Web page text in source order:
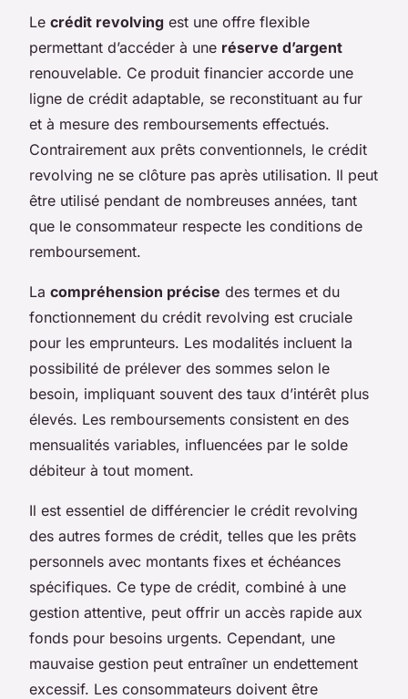
Le crédit revolving est une offre flexible
permettant d’accéder à une réserve d’argent
renouvelable. Ce produit financier accorde une
ligne de crédit adaptable, se reconstituant au fur
et à mesure des remboursements effectués.
Contrairement aux prêts conventionnels, le crédit
revolving ne se clôture pas après utilisation. Il peut
être utilisé pendant de nombreuses années, tant
que le consommateur respecte les conditions de
remboursement.
La compréhension précise des termes et du
fonctionnement du crédit revolving est cruciale
pour les emprunteurs. Les modalités incluent la
possibilité de prélever des sommes selon le
besoin, impliquant souvent des taux d’intérêt plus
élevés. Les remboursements consistent en des
mensualités variables, influencées par le solde
débiteur à tout moment.
Il est essentiel de différencier le crédit revolving
des autres formes de crédit, telles que les prêts
personnels avec montants fixes et échéances
spécifiques. Ce type de crédit, combiné à une
gestion attentive, peut offrir un accès rapide aux
fonds pour besoins urgents. Cependant, une
mauvaise gestion peut entraîner un endettement
excessif. Les consommateurs doivent être